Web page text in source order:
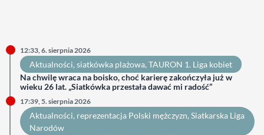
12:33, 6. sierpnia 2026
Aktualności, siatkówka plażowa, TAURON 1. Liga kobiet
Na chwilę wraca na boisko, choć karierę zakończyła już w
wieku 26 lat. „Siatkówka przestała dawać mi radość”
17:39, 5. sierpnia 2026
Aktualności, reprezentacja Polski mężczyzn, Siatkarska Liga
Narodów